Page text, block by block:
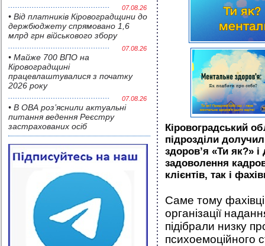
07.08.26
• Від платників Кіровоградщини до
держбюджету спрямовано 1,6
млрд грн військового збору
07.08.26
• Майже 700 ВПО на
Кіровоградщині
працевлаштувалися з початку
2026 року
07.08.26
• В ОВА роз’яснили актуальні
питання ведення Реєстру
застрахованих осіб
Кіровоградський
підрозділи
здоров’я «Ти як?»
задоволення
клієнтів, так і
Саме тому фахівці
організації
підібрали низку
психоемоційного